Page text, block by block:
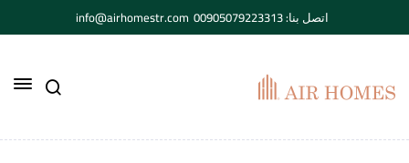
اتصل بنا: 00905079223313 info@airhomestr.com